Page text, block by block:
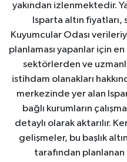
yakından izlenmektedir.
Isparta altın
Kuyumcular Odası
planlaması yapanlar için
sektörlerden ve
istihdam olanakları
merkezinde yer alan
bağlı kurumların
detaylı olarak aktarılır.
gelişmeler, bu başlık
tarafından